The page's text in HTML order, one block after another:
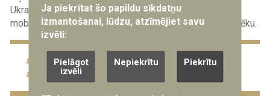
Ukraina ir stiprinājusi savas pretošanās spējas, kā arī
mobilizējusi visu sabiedrību cīņai pret okupantu karaspēku.
72 stundas
karš
visaptveroša aizsardzība
Ja piekrītat šo papildu sīkdatņu
izmantošanai, lūdzu, atzīmējiet savu
izvēli:
Pielāgot
izvēli
Nepiekrītu Piekrītu